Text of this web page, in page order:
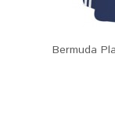
Bermuda